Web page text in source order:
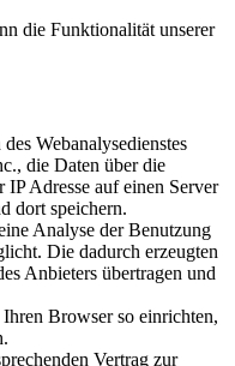
die Funktionalität unserer
Webanalysedienstes
die Daten über die
Adresse auf einen Server
dort speichern.
Analyse der Benutzung
Die dadurch erzeugten
Anbieters übertragen und
Browser so einrichten,
Vertrag zur